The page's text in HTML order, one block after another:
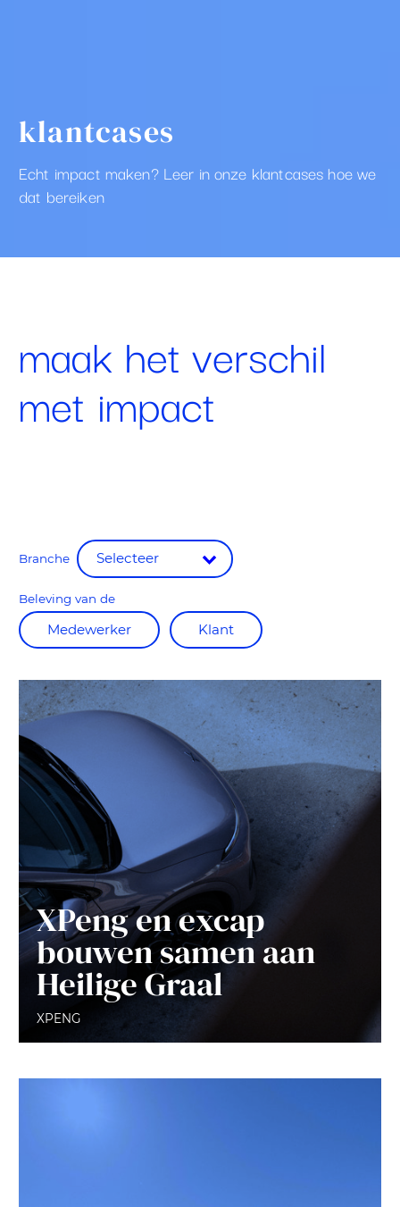
klantcases
Echt impact maken? Leer in onze klantcases hoe we
dat bereiken
maak het verschil
met impact
Branche
Beleving van de
Medewerker Klant
XPeng en excap
bouwen samen aan
Heilige Graal
XPENG